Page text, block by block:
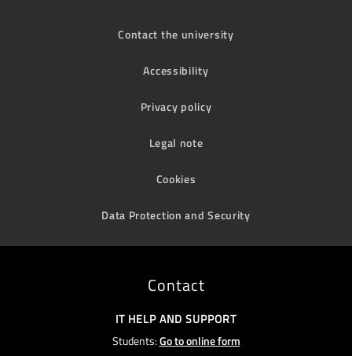
Contact the university
Accessibility
Privacy policy
Legal note
Cookies
Data Protection and Security
Contact
IT HELP AND SUPPORT
Students:Go to online form